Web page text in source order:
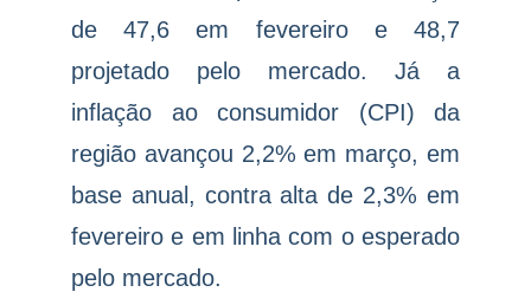
de 47,6 em fevereiro e 48,7
projetado pelo mercado. Já a
inflação ao consumidor (CPI) da
região avançou 2,2% em março, em
base anual, contra alta de 2,3% em
fevereiro e em linha com o esperado
pelo mercado.